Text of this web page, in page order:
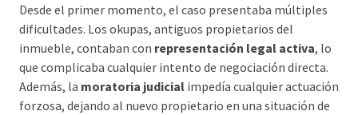
Desde el primer momento, el caso presentaba múltiples
dificultades. Los okupas, antiguos propietarios del
inmueble, contaban con representación legal activa, lo
que complicaba cualquier intento de negociación directa.
Además, la moratoria judicial impedía cualquier actuación
forzosa, dejando al nuevo propietario en una situación de